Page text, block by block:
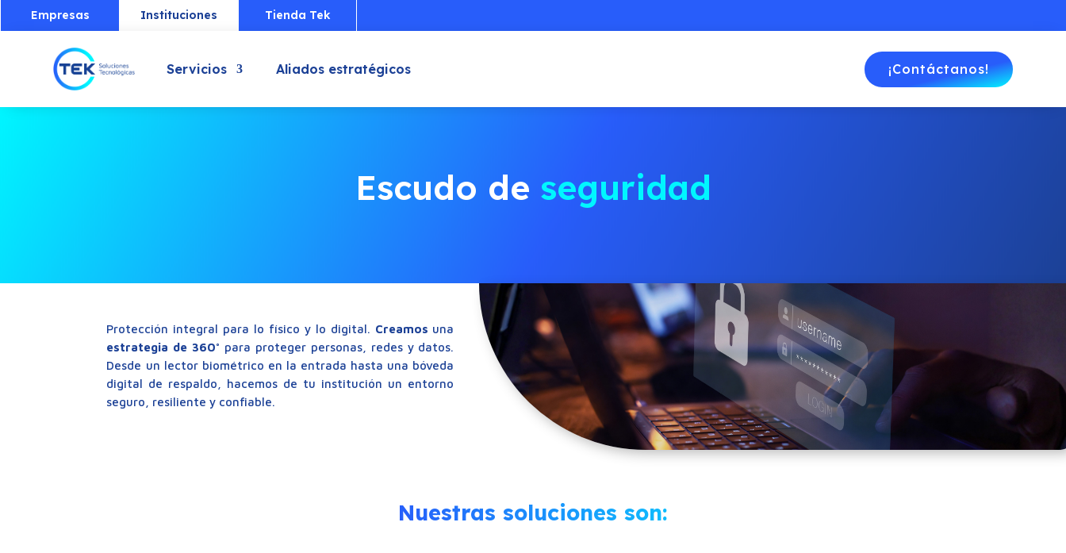
Empresas Instituciones Tienda Tek
Servicios Aliados estratégicos ¡Contáctanos!
Escudo de seguridad
Protección integral para lo físico y lo digital. Creamos una
estrategia de 360° para proteger personas, redes y datos.
Desde un lector biométrico en la entrada hasta una bóveda
digital de respaldo, hacemos de tu institución un entorno
seguro, resiliente y confiable.
Nuestras soluciones son: